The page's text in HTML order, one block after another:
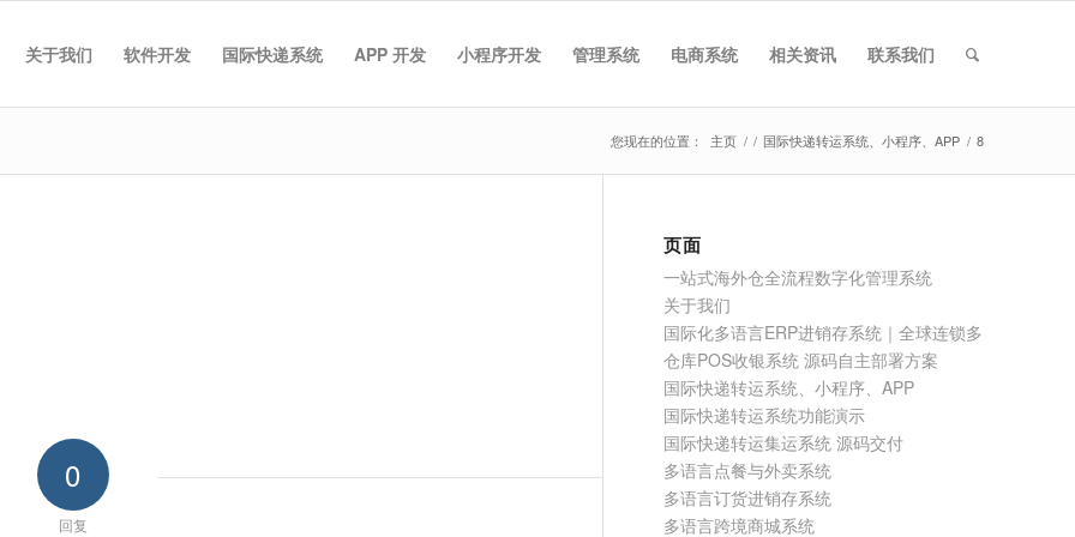
关于我们 软件开发 国际快递系统 APP 开发 小程序开发 管理系统 电商系统 相关资讯 联系我们
您现在的位置： 主页 / / 国际快递转运系统、小程序、APP / 8
0
回复
页面
一站式海外仓全流程数字化管理系统
关于我们
国际化多语言ERP进销存系统｜全球连锁多
仓库POS收银系统 源码自主部署方案
国际快递转运系统、小程序、APP
国际快递转运系统功能演示
国际快递转运集运系统 源码交付
多语言点餐与外卖系统
多语言订货进销存系统
多语言跨境商城系统